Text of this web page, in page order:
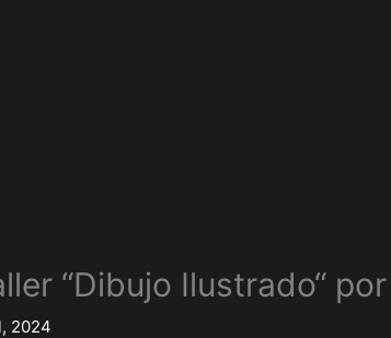
“Dibujo Ilustrado“
2024